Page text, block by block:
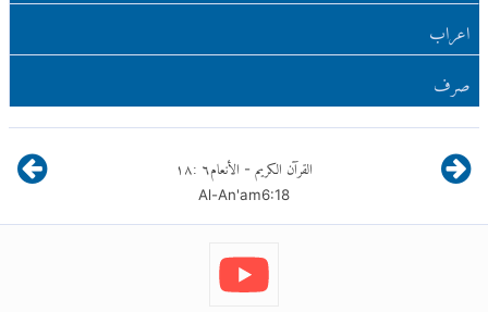
اعراب
صرف
القرآن الكريم - الأنعام٦:١٨
Al-An'am6:18